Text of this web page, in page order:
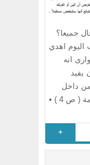
جميعا؟
اليوم اهدي
انه
يفيد
داخل
الكتاب فهرس ومحتويات الكتاب • مقدمة ( ص 4 ) •
+